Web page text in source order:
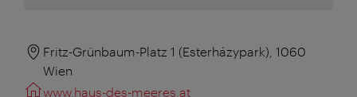
Fritz-Grünbaum-Platz 1 (Esterházypark), 1060
Wien
www.haus-des-meeres.at